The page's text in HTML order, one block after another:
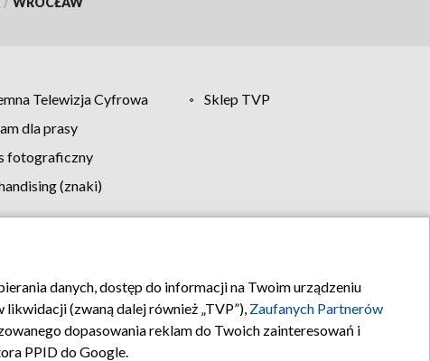
Telewizja Cyfrowa
Sklep TVP
dla prasy
fotograficzny
(znaki)
reklamy Kontakt
danych, dostęp do informacji na Twoim urządzeniu
(zwaną dalej również „TVP”), Zaufanych Partnerów
dopasowania reklam do Twoich zainteresowań i
PPID do Google.